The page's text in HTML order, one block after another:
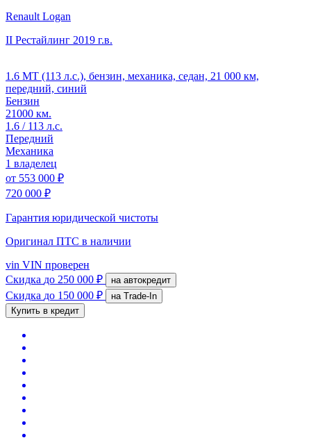
Renault Logan
II Рестайлинг 2019 г.в.
1.6 MT (113 л.с.), бензин, механика, седан, 21 000 км,
передний, синий
Бензин
21000 км.
1.6 / 113 л.с.
Передний
Механика
1 владелец
от 553 000 ₽
720 000 ₽
Гарантия юридической чистоты
Оригинал ПТС в наличии
vin VIN проверен
Скидка до 250 000 ₽ на автокредит
Скидка до 150 000 ₽
на Trade-In
Купить в кредит